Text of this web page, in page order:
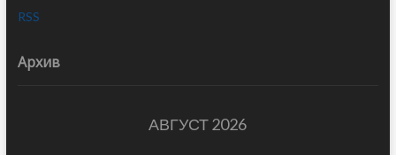
RSS
Архив
АВГУСТ 2026